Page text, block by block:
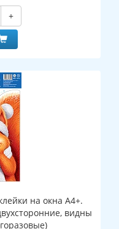
+
на окна А4+.
видны